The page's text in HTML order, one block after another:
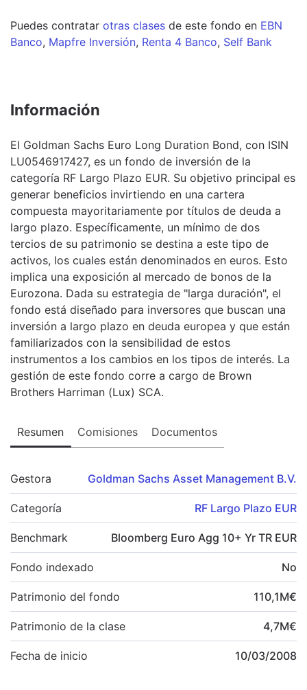
Puedes contratar otras clases de este fondo en EBN
Banco, Mapfre Inversión, Renta 4 Banco, Self Bank
Información
El Goldman Sachs Euro Long Duration Bond, con ISIN
LU0546917427, es un fondo de inversión de la
categoría RF Largo Plazo EUR. Su objetivo principal es
generar beneficios invirtiendo en una cartera
compuesta mayoritariamente por títulos de deuda a
largo plazo. Específicamente, un mínimo de dos
tercios de su patrimonio se destina a este tipo de
activos, los cuales están denominados en euros. Esto
implica una exposición al mercado de bonos de la
Eurozona. Dada su estrategia de "larga duración", el
fondo está diseñado para inversores que buscan una
inversión a largo plazo en deuda europea y que están
familiarizados con la sensibilidad de estos
instrumentos a los cambios en los tipos de interés. La
gestión de este fondo corre a cargo de Brown
Brothers Harriman (Lux) SCA.
Resumen Comisiones Documentos
Gestora Goldman Sachs Asset Management B.V.
Categoría RF Largo Plazo EUR
Benchmark Bloomberg Euro Agg 10+ Yr TR EUR
Fondo indexado No
Patrimonio del fondo 110,1M€
Patrimonio de la clase 4,7M€
Fecha de inicio 10/03/2008